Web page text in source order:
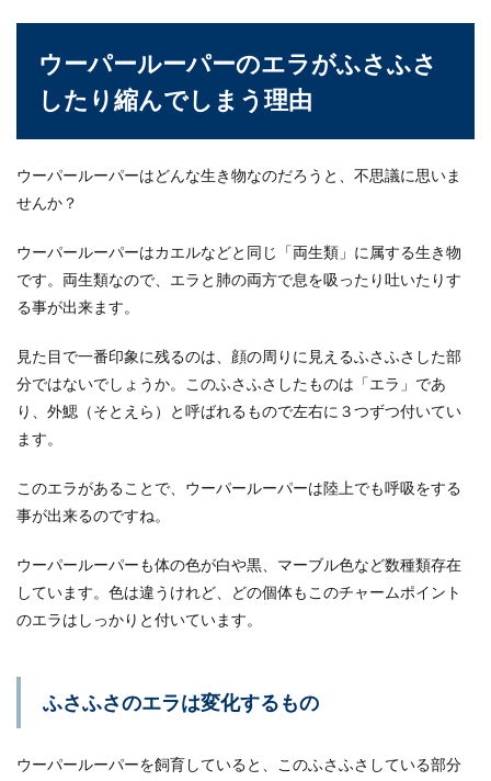
点とコツについて説明します
初心者でも飼いやすいと言われるアカヒレです
が、屋外だけではなく場所によっては屋外での飼
育も可能となっ...
飼育しているグッピーのメスが水槽の中で動かな
チンチラの回し車の音が気になる、改
夜中に響くチンチラの回し車の音、毎晩毎晩のこ
金魚にウオジラミが寄生する原因と正
大切に飼育している金魚にウオジラミが寄生して
いるかもしれないとわかった場合、どのように治
ウーパールーパーのエラがふさふさ
したり縮んでしまう理由
ウーパールーパーはどんな生き物なのだろうと、不思議に思いま
せんか？
ウーパールーパーはカエルなどと同じ「両生類」に属する生き物
です。両生類なので、エラと肺の両方で息を吸ったり吐いたりす
る事が出来ます。
見た目で一番印象に残るのは、顔の周りに見えるふさふさした部
分ではないでしょうか。このふさふさしたものは「エラ」であ
り、外鰓（そとえら）と呼ばれるもので左右に３つずつ付いてい
ます。
このエラがあることで、ウーパールーパーは陸上でも呼吸をする
事が出来るのですね。
ウーパールーパーも体の色が白や黒、マーブル色など数種類存在
しています。色は違うけれど、どの個体もこのチャームポイント
のエラはしっかりと付いています。
ふさふさのエラは変化するもの
ウーパールーパーを飼育していると、このふさふさしている部分